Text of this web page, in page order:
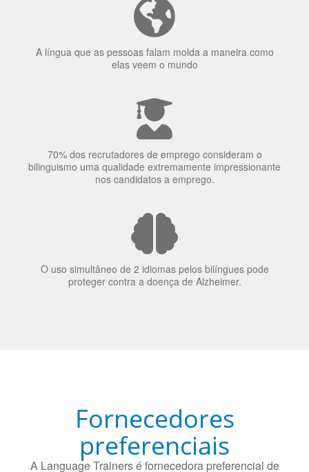
A língua que as pessoas falam molda a maneira como
elas veem o mundo
70% dos recrutadores de emprego consideram o
bilinguismo uma qualidade extremamente impressionante
O uso simultâneo de 2 idiomas pelos bilíngues pode
proteger contra a doença de Alzheimer.
preferenciais
A Language Trainers é fornecedora preferencial de
cursos para